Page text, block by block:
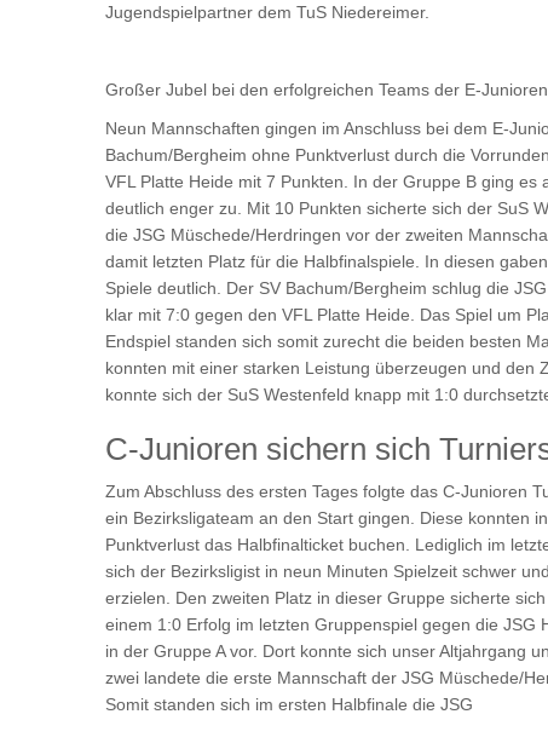
Jugendspielpartner dem TuS Niedereimer.
Großer Jubel bei den erfolgreichen Teams der E-Junioren
Neun Mannschaften gingen im Anschluss bei dem E-
Bachum/Bergheim ohne Punktverlust durch die
VFL Platte Heide mit 7 Punkten. In der Gruppe B ging
deutlich enger zu. Mit 10 Punkten sicherte sich der SuS
die JSG Müschede/Herdringen vor der zweiten
damit letzten Platz für die Halbfinalspiele. In diesen
Spiele deutlich. Der SV Bachum/Bergheim schlug die
klar mit 7:0 gegen den VFL Platte Heide. Das Spiel um
Endspiel standen sich somit zurecht die beiden besten
konnten mit einer starken Leistung überzeugen und den
konnte sich der SuS Westenfeld knapp mit 1:0
C-Junioren sichern sich
Zum Abschluss des ersten Tages folgte das C-Junioren
ein Bezirksligateam an den Start gingen. Diese konnten
Punktverlust das Halbfinalticket buchen. Lediglich im
sich der Bezirksligist in neun Minuten Spielzeit schwer
erzielen. Den zweiten Platz in dieser Gruppe sicherte
einem 1:0 Erfolg im letzten Gruppenspiel gegen die
in der Gruppe A vor. Dort konnte sich unser Altjahrgang
zwei landete die erste Mannschaft der JSG Müschede/
Somit standen sich im ersten Halbfinale die JSG